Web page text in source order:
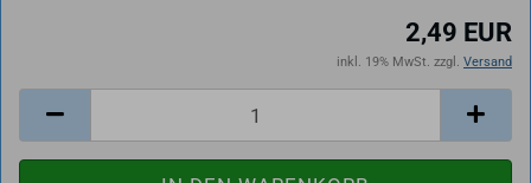
2,49 EUR
inkl. 19% MwSt. zzgl. Versand